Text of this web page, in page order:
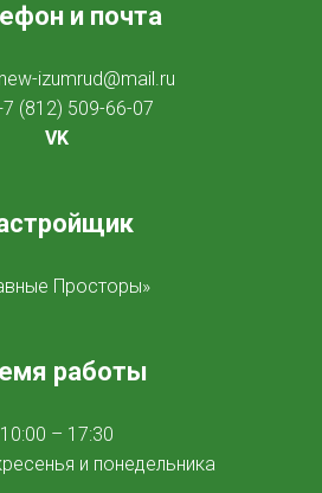
и почта
new-izumrud@mail.ru
(812) 509-66-07
VK
Просторы»
работы
10:00 – 17:30
и понедельника